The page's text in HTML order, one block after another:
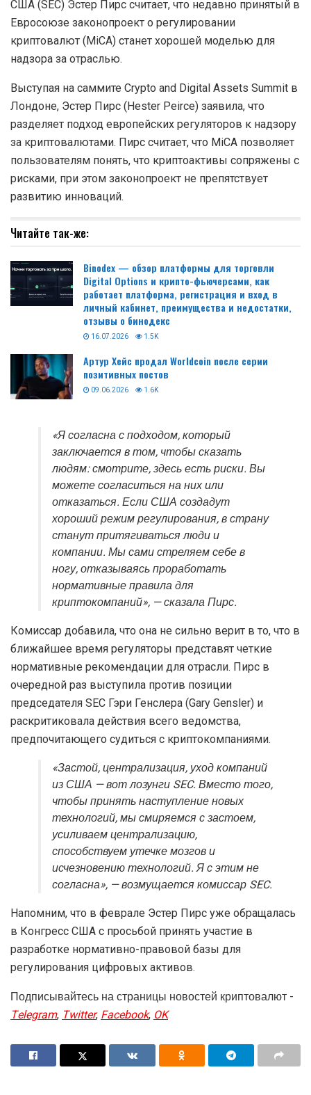
США (SEC) Эстер Пирс считает, что недавно принятый в
Евросоюзе законопроект о регулировании
криптовалют (MiCA) станет хорошей моделью для
надзора за отраслью.
Выступая на саммите Crypto and Digital Assets Summit в
Лондоне, Эстер Пирс (Hester Peirce) заявила, что
разделяет подход европейских регуляторов к надзору
за криптовалютами. Пирс считает, что MiCA позволяет
пользователям понять, что криптоактивы сопряжены с
рисками, при этом законопроект не препятствует
развитию инноваций.
Читайте так-же:
Binodex — обзор платформы для торговли
Digital Options и крипто-фьючерсами, как
работает платформа, регистрация и вход в
личный кабинет, преимущества и недостатки,
отзывы о бинодекс
16.07.2026 1.5K
Артур Хейс продал Worldcoin после серии
позитивных постов
09.06.2026 1.6K
«Я согласна с подходом, который
заключается в том, чтобы сказать
людям: смотрите, здесь есть риски. Вы
можете согласиться на них или
отказаться. Если США создадут
хороший режим регулирования, в страну
станут притягиваться люди и
компании. Мы сами стреляем себе в
ногу, отказываясь проработать
нормативные правила для
криптокомпаний», — сказала Пирс.
Комиссар добавила, что она не сильно верит в то, что в
ближайшее время регуляторы представят четкие
нормативные рекомендации для отрасли. Пирс в
очередной раз выступила против позиции
председателя SEC Гэри Генслера (Gary Gensler) и
раскритиковала действия всего ведомства,
предпочитающего судиться с криптокомпаниями.
«Застой, централизация, уход компаний
из США — вот лозунги SEC. Вместо того,
чтобы принять наступление новых
технологий, мы смиряемся с застоем,
усиливаем централизацию,
способствуем утечке мозгов и
исчезновению технологий. Я с этим не
согласна», — возмущается комиссар SEC.
Напомним, что в феврале Эстер Пирс уже обращалась
в Конгресс США с просьбой принять участие в
разработке нормативно-правовой базы для
регулирования цифровых активов.
Подписывайтесь на страницы новостей криптовалют -
Telegram, Twitter, Facebook, OK